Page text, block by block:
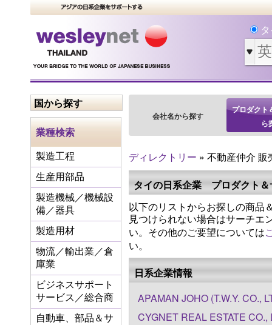
国から探す
業種検索
製造工程
生産用部品
製造機械／機械設
備／器具
製造用材
物流／輸出業／倉
庫業
ビジネスサポート
サービス／総合商
自動車、部品＆サ
会社名から探す
プロダクト
ら
ディレクトリー » 不動産仲介 販
タイの日系企業 プロダクト＆
以下のリストからお探しの商品
見つけられない場合はサーチエ
い。その他のご要望については
い。
日系企業情報
APAMAN JOHO (T.W.Y. CO.,
CYGNET REAL ESTATE CO.,